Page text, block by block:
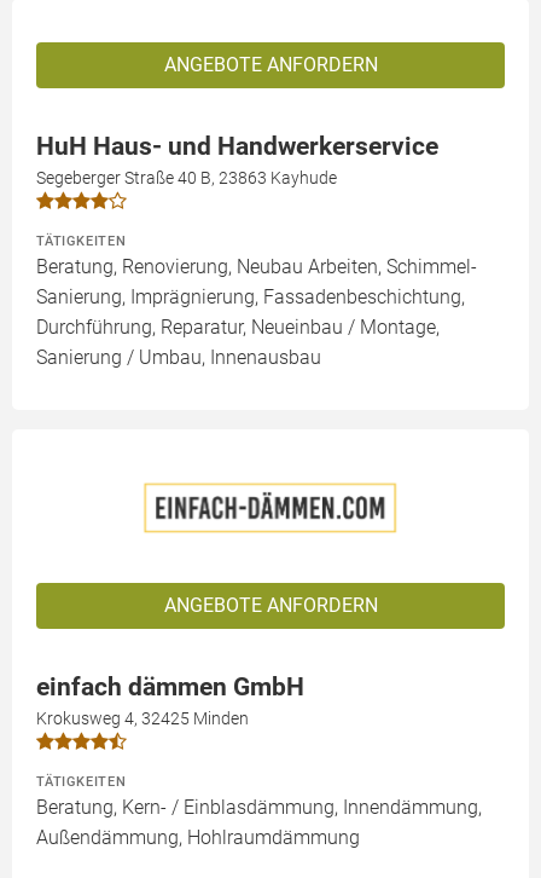
ANGEBOTE ANFORDERN
HuH Haus- und Handwerkerservice
Segeberger Straße 40 B, 23863 Kayhude
TÄTIGKEITEN
Beratung, Renovierung, Neubau Arbeiten, Schimmel-
Sanierung, Imprägnierung, Fassadenbeschichtung,
Durchführung, Reparatur, Neueinbau / Montage,
Sanierung / Umbau, Innenausbau
ANGEBOTE ANFORDERN
einfach dämmen GmbH
Krokusweg 4, 32425 Minden
TÄTIGKEITEN
Beratung, Kern- / Einblasdämmung, Innendämmung,
Außendämmung, Hohlraumdämmung